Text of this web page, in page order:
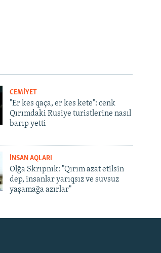
CEMİYET
"Er kes qaça, er kes kete": cenk
Qırımdaki Rusiye turistlerine nasıl
barıp yetti
İNSAN AQLARI
Olğa Skrıpnık: "Qırım azat etilsin
dep, insanlar yarıqsız ve suvsuz
yaşamağa azırlar"